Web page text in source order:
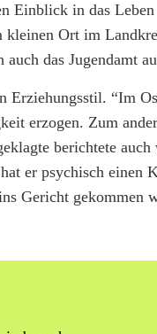
Einblick in das
Ort im
das Jugendamt
“Im
erzogen. Zum
berichtete
er psychisch einen
Gericht gekommen